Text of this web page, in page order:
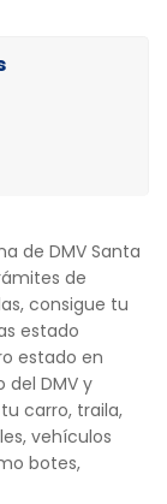
de DMV Santa
de
consigue tu
estado
estado en
del DMV y
carro, traila,
vehículos
botes,